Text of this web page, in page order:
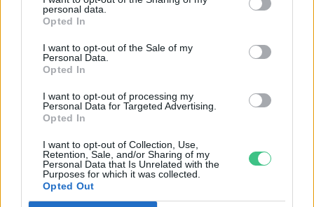
personal data.
Opted In
I want to opt-out of the Sale of my
Personal Data.
Opted In
I want to opt-out of processing my
Personal Data for Targeted Advertising.
Opted In
I want to opt-out of Collection, Use,
Retention, Sale, and/or Sharing of my
Personal Data that Is Unrelated with the
Purposes for which it was collected.
Opted Out
Greendex szemle
Idén novemberben minden
korábbi melegrekord megdőlt
Európában